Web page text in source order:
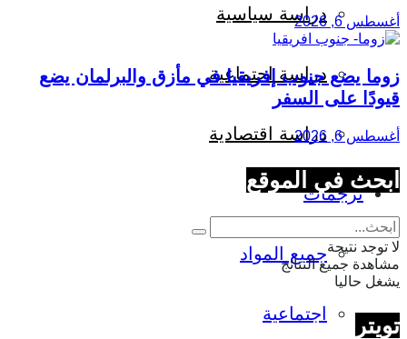
دراسة سياسية
دراسة اجتماعية
دراسة اقتصادية
ترجمات
جميع المواد
اجتماعية
أغسطس 6, 2026
زوما يضع جنوب إفريقيا في مأزق والبرلمان يضع
قيودًا على السفر
أغسطس 6, 2026
ابحث في الموقع
لا توجد نتيجة
مشاهدة جميع النتائج
يشغل حاليا
تويتر